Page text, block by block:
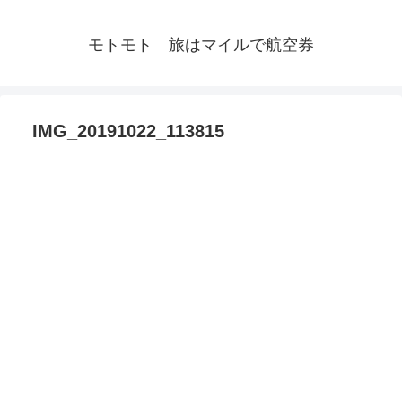
モトモト 旅はマイルで航空券
IMG_20191022_113815